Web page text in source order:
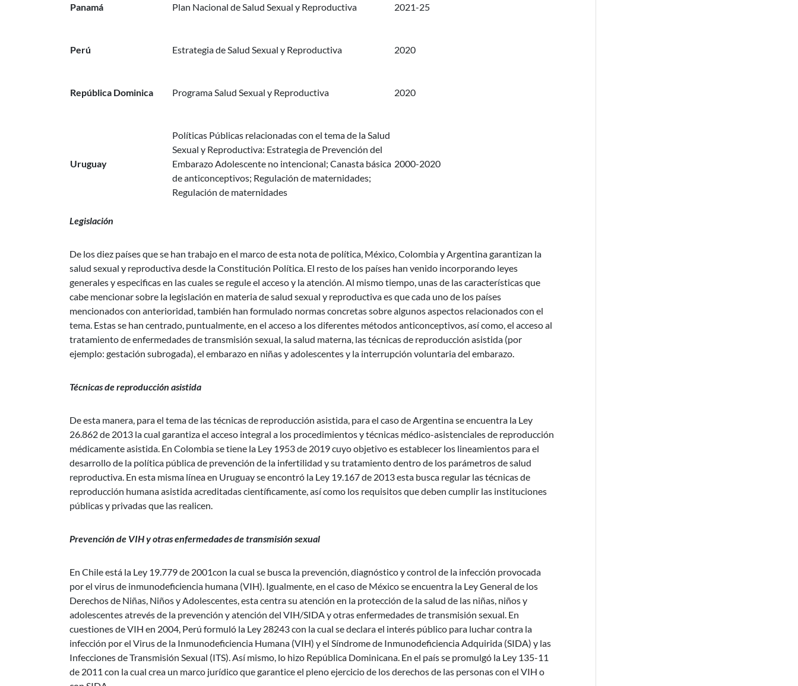
Panamá Plan Nacional de Salud Sexual y Reproductiva 2021-25
Perú Estrategia de Salud Sexual y Reproductiva 2020
República Dominica Programa Salud Sexual y Reproductiva 2020
Uruguay
Políticas Públicas relacionadas con el tema de la Salud
Sexual y Reproductiva: Estrategia de Prevención del
Embarazo Adolescente no intencional; Canasta básica
de anticonceptivos; Regulación de maternidades;
Regulación de maternidades
2000-2020
Legislación
De los diez países que se han trabajo en el marco de esta nota de política, México, Colombia y Argentina garantizan la
salud sexual y reproductiva desde la Constitución Política. El resto de los países han venido incorporando leyes
generales y especificas en las cuales se regule el acceso y la atención. Al mismo tiempo, unas de las características que
cabe mencionar sobre la legislación en materia de salud sexual y reproductiva es que cada uno de los países
mencionados con anterioridad, también han formulado normas concretas sobre algunos aspectos relacionados con el
tema. Estas se han centrado, puntualmente, en el acceso a los diferentes métodos anticonceptivos, así como, el acceso al
tratamiento de enfermedades de transmisión sexual, la salud materna, las técnicas de reproducción asistida (por
ejemplo: gestación subrogada), el embarazo en niñas y adolescentes y la interrupción voluntaria del embarazo.
Técnicas de reproducción asistida
De esta manera, para el tema de las técnicas de reproducción asistida, para el caso de Argentina se encuentra la Ley
26.862 de 2013 la cual garantiza el acceso integral a los procedimientos y técnicas médico-asistenciales de reproducción
médicamente asistida. En Colombia se tiene la Ley 1953 de 2019 cuyo objetivo es establecer los lineamientos para el
desarrollo de la política pública de prevención de la infertilidad y su tratamiento dentro de los parámetros de salud
reproductiva. En esta misma línea en Uruguay se encontró la Ley 19.167 de 2013 esta busca regular las técnicas de
reproducción humana asistida acreditadas científicamente, así como los requisitos que deben cumplir las instituciones
públicas y privadas que las realicen.
Prevención de VIH y otras enfermedades de transmisión sexual
En Chile está la Ley 19.779 de 2001con la cual se busca la prevención, diagnóstico y control de la infección provocada
por el virus de inmunodeficiencia humana (VIH). Igualmente, en el caso de México se encuentra la Ley General de los
Derechos de Niñas, Niños y Adolescentes, esta centra su atención en la protección de la salud de las niñas, niños y
adolescentes atrevés de la prevención y atención del VIH/SIDA y otras enfermedades de transmisión sexual. En
cuestiones de VIH en 2004, Perú formuló la Ley 28243 con la cual se declara el interés público para luchar contra la
infección por el Virus de la Inmunodeficiencia Humana (VIH) y el Síndrome de Inmunodeficiencia Adquirida (SIDA) y las
Infecciones de Transmisión Sexual (ITS). Así mismo, lo hizo República Dominicana. En el país se promulgó la Ley 135-11
de 2011 con la cual crea un marco jurídico que garantice el pleno ejercicio de los derechos de las personas con el VIH o